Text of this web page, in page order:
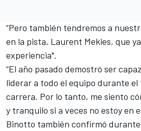
“Pero también tendremos a
en la pista, Laurent Mekies, que
experiencia".
“El año pasado demostró ser
liderar a todo el equipo durante el
carrera. Por lo tanto, me siento
y tranquilo si a veces no estoy en
Binotto también confirmó